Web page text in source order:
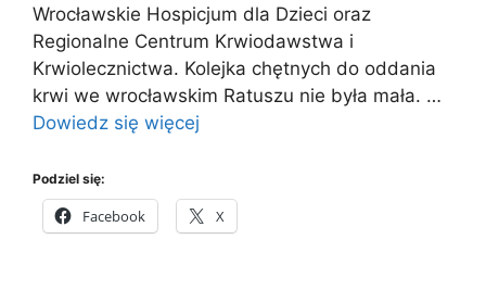
Wrocławskie Hospicjum dla Dzieci oraz
Regionalne Centrum Krwiodawstwa i
Krwiolecznictwa. Kolejka chętnych do oddania
krwi we wrocławskim Ratuszu nie była mała. …
Dowiedz się więcej
Podziel się:
Facebook X